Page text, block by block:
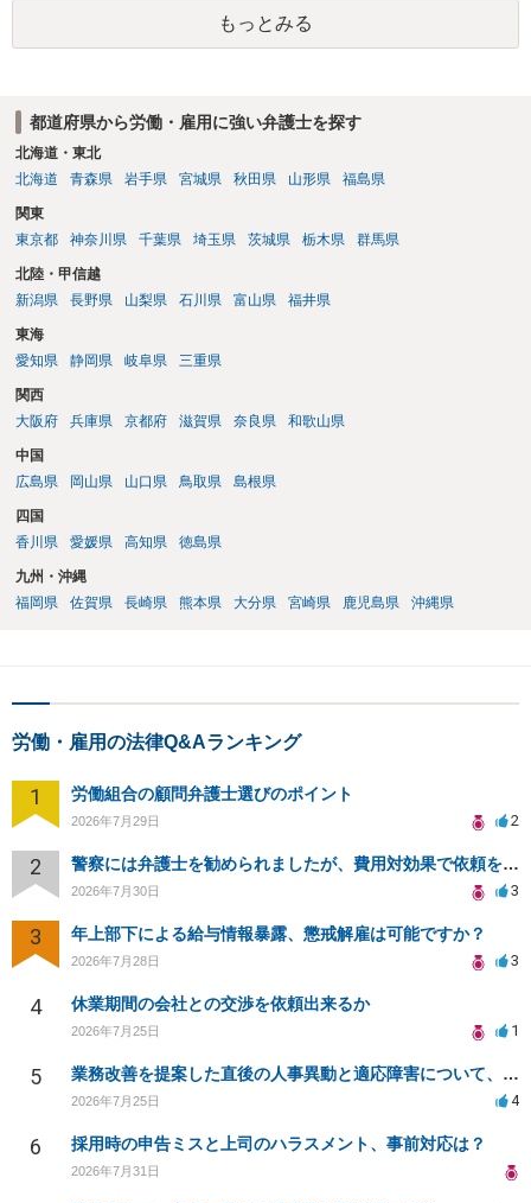
もっとみる
都道府県から労働・雇用に強い弁護士を探す
北海道・東北
北海道
青森県 岩手県 宮城県 秋田県 山形県 福島県
関東
東京都
神奈川県 千葉県 埼玉県 茨城県 栃木県 群馬県
北陸・甲信越
新潟県
長野県 山梨県 石川県 富山県 福井県
東海
愛知県
静岡県 岐阜県 三重県
関西
大阪府
兵庫県 京都府 滋賀県 奈良県 和歌山県
中国
広島県
岡山県 山口県 鳥取県 島根県
四国
香川県
愛媛県 高知県 徳島県
九州・沖縄
福岡県
佐賀県 長崎県 熊本県 大分県 宮崎県 鹿児島県 沖縄県
労働・雇用の法律Q&Aランキング
1 労働組合の顧問弁護士選びのポイント
2026年7月29日 2
2 警察には弁護士を勧められましたが、費用対効果で依頼をすることを躊躇しています。
2026年7月30日 3
3 年上部下による給与情報暴露、懲戒解雇は可能ですか？
2026年7月28日 3
4 休業期間の会社との交渉を依頼出来るか
2026年7月25日 1
5 業務改善を提案した直後の人事異動と適応障害について、法的に問題があるか相談したいです。
2026年7月25日 4
6 採用時の申告ミスと上司のハラスメント、事前対応は？
2026年7月31日